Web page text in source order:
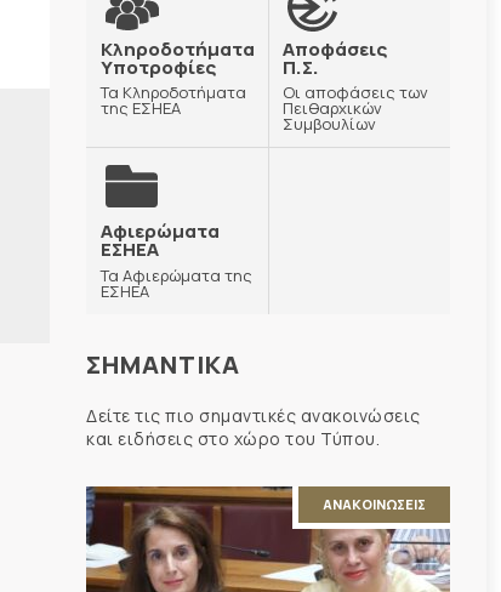
Κληροδοτήματα
Υποτροφίες
Τα Κληροδοτήματα
της ΕΣΗΕΑ
Αποφάσεις
Π.Σ.
Οι αποφάσεις των
Πειθαρχικών
Συμβουλίων
Αφιερώματα
ΕΣΗΕΑ
Τα Αφιερώματα της
ΕΣΗΕΑ
ΣΗΜΑΝΤΙΚΑ
Δείτε τις πιο σημαντικές ανακοινώσεις
και ειδήσεις στο χώρο του Τύπου.
ΑΝΑΚΟΙΝΩΣΕΙΣ